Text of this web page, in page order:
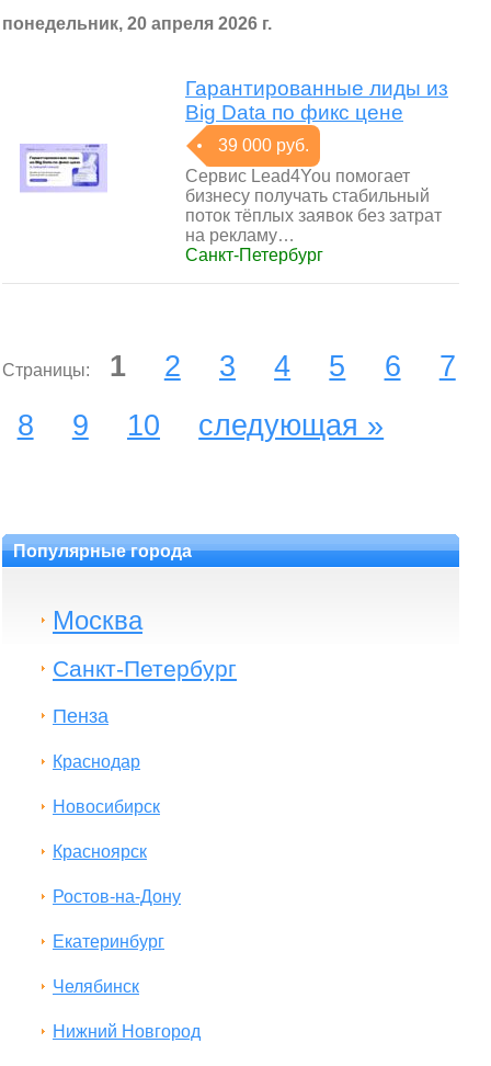
понедельник, 20 апреля 2026 г.
Гарантированные лиды из
Big Data по фикс цене
39 000 руб.
Сервис Lead4You помогает
бизнесу получать стабильный
поток тёплых заявок без затрат
на рекламу…
Санкт-Петербург
Страницы: 1 2 3 4 5 6
7
8
9 10 следующая »
Популярные города
Москва
Санкт-Петербург
Пенза
Краснодар
Новосибирск
Красноярск
Ростов-на-Дону
Екатеринбург
Челябинск
Нижний Новгород